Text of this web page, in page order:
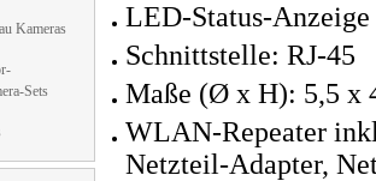
Kameras
Sets
LED-Status-Anzeige
Schnittstelle: RJ-45
Maße (Ø x H): 5,5 x
WLAN-Repeater
Netzteil-Adapter,